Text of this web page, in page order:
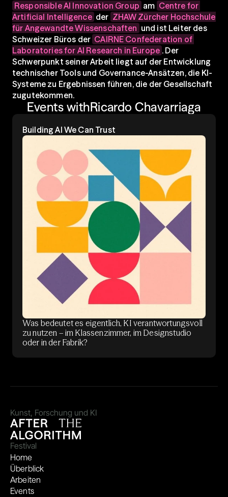
Responsible AI Innovation Group am Centre for
Artificial Intelligence der ZHAW Zürcher Hochschule
für Angewandte Wissenschaften und ist Leiter des
Schweizer Büros der CAIRNE Confederation of
Laboratories for AI Research in Europe . Der
Schwerpunkt seiner Arbeit liegt auf der Entwicklung
technischer Tools und Governance-Ansätzen, die KI-
Systeme zu Ergebnissen führen, die der Gesellschaft
zugutekommen.
Events withRicardo Chavarriaga
Building Al We Can Trust
Was bedeutet es eigentlich, KI verantwortungsvoll
zu nutzen – im Klassenzimmer, im Designstudio
oder in der Fabrik?
Kunst, Forschung und KI
Festival
Home
Überblick
Arbeiten
Events